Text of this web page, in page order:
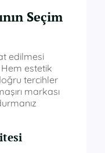
Seçim
edilmesi
estetik
tercihler
markası